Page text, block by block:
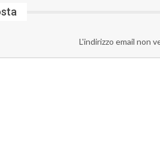
L'indirizzo email non